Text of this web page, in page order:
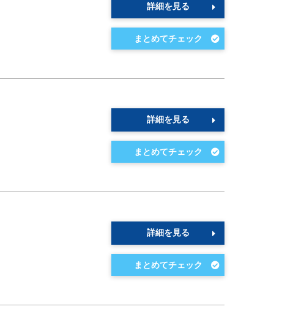
詳細を見る
詳細を見る
詳細を見る